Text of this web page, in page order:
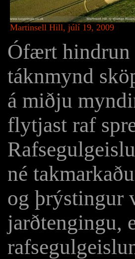
Martinsell Hill, júlí 19, 2009
Ófært hindrun
táknmynd
á miðju
flytjast raf
né
og þrýstingur
jarðtengingu,